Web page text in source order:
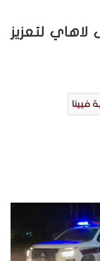
لاهاي لتعزيز
فيينا